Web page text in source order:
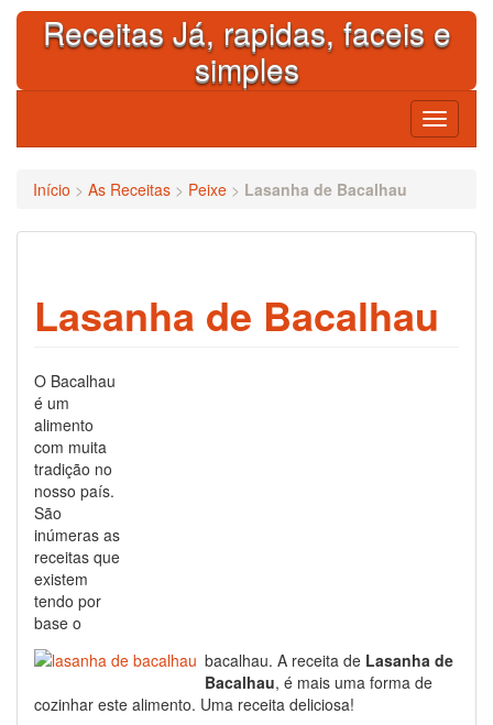
Skip
contentReceitas Já, rapidas, faceis e
simples
Toggle
Início > As Receitas > Peixe > Lasanha de Bacalhau
Lasanha de Bacalhau
O Bacalhau
é um
alimento
com muita
tradição no
nosso país.
São
inúmeras as
receitas que
existem
tendo por
base o
bacalhau. A receita de Lasanha de
Bacalhau, é mais uma forma de
cozinhar este alimento. Uma receita deliciosa!